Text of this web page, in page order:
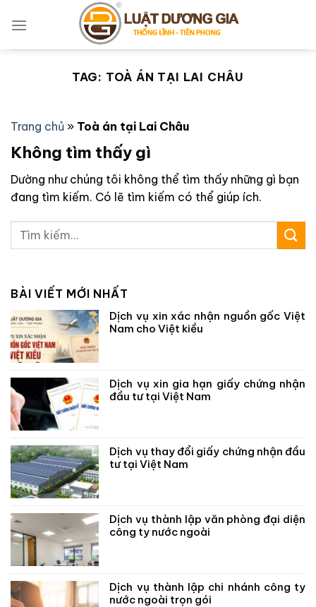
qua
TAG: TOÀ ÁN TẠI LAI CHÂU
Trang chủ » Toà án tại Lai Châu
Không tìm thấy gì
Dường như chúng tôi không thể tìm thấy những gì bạn
đang tìm kiếm. Có lẽ tìm kiếm có thể giúp ích.
BÀI VIẾT MỚI NHẤT
Dịch vụ xin xác nhận nguồn gốc Việt
Nam cho Việt kiều
Dịch vụ xin gia hạn giấy chứng nhận
đầu tư tại Việt Nam
Dịch vụ thay đổi giấy chứng nhận đầu
tư tại Việt Nam
Dịch vụ thành lập văn phòng đại diện
công ty nước ngoài
Dịch vụ thành lập chi nhánh công ty
nước ngoài trọn gói